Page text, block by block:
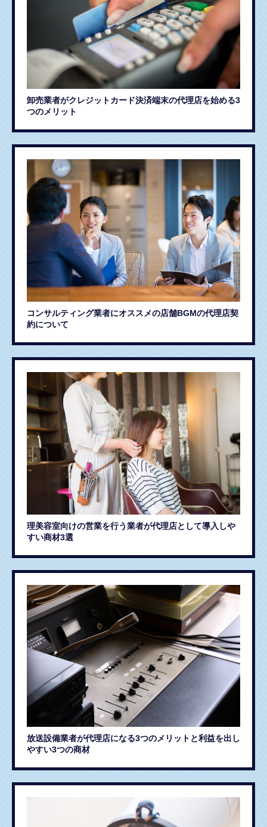
卸売業者がクレジットカード決済端末の代理店を始める3
つのメリット
コンサルティング業者にオススメの店舗BGMの代理店契
約について
理美容室向けの営業を行う業者が代理店として導入しや
すい商材3選
放送設備業者が代理店になる3つのメリットと利益を出し
やすい3つの商材